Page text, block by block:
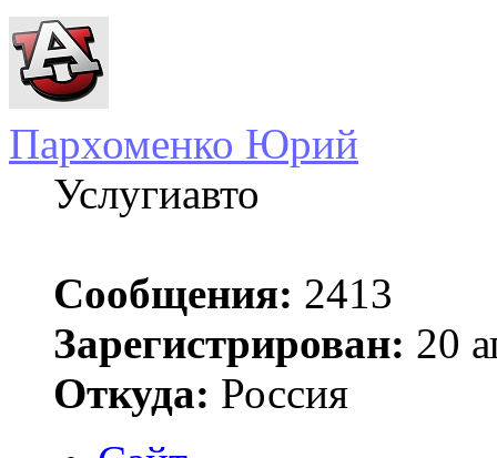
Пархоменко Юрий
Услугиавто
Сообщения: 2413
Зарегистрирован: 20
Откуда: Россия